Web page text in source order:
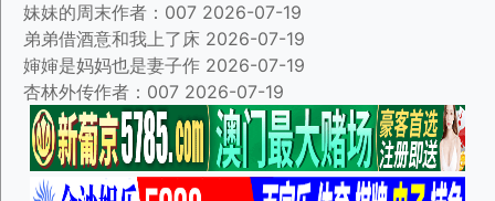
妹妹的周末作者：007 2026-07-19
弟弟借酒意和我上了床 2026-07-19
婶婶是妈妈也是妻子作 2026-07-19
杏林外传作者：007 2026-07-19